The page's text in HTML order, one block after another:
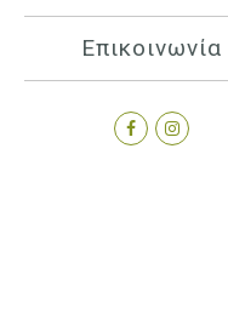
Επικοινωνία